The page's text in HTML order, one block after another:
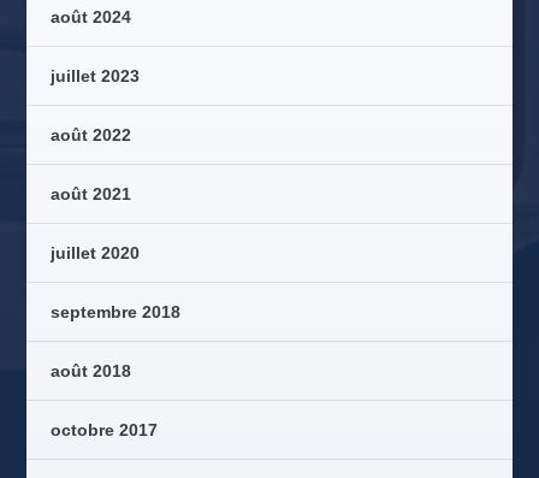
août 2024
juillet 2023
août 2022
août 2021
juillet 2020
septembre 2018
août 2018
octobre 2017